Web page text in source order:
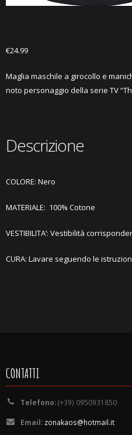
€24.99
Maglia maschile a girocollo e
noto personaggio della serie TV
Descrizione
COLORE: Nero
MATERIALE: 100% Cotone
VESTIBILITA’: Vestibilità
CURA: Lavare seguendo le
CONTATTI
Telefono:(+39) 0950931850
Email: zonakaos@hotmail.it